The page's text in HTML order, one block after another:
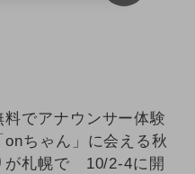
料でアナウンサー体験
onちゃん」に会える秋
が札幌で 10/2-4に開